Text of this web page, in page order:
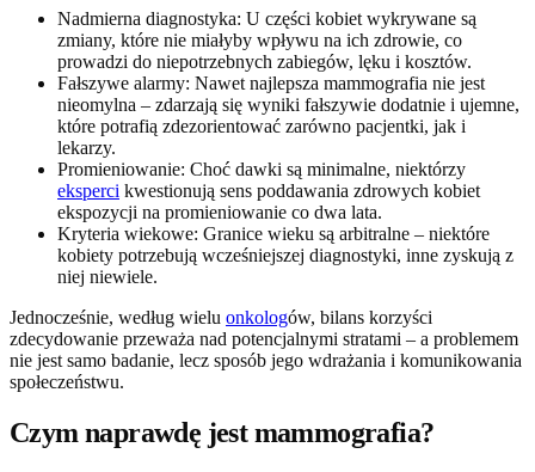
Nadmierna diagnostyka: U części kobiet wykrywane są
zmiany, które nie miałyby wpływu na ich zdrowie, co
prowadzi do niepotrzebnych zabiegów, lęku i kosztów.
Fałszywe alarmy: Nawet najlepsza mammografia nie jest
nieomylna – zdarzają się wyniki fałszywie dodatnie i ujemne,
które potrafią zdezorientować zarówno pacjentki, jak i
lekarzy.
Promieniowanie: Choć dawki są minimalne, niektórzy
eksperci kwestionują sens poddawania zdrowych kobiet
ekspozycji na promieniowanie co dwa lata.
Kryteria wiekowe: Granice wieku są arbitralne – niektóre
kobiety potrzebują wcześniejszej diagnostyki, inne zyskują z
niej niewiele.
Jednocześnie, według wielu onkologów, bilans korzyści
zdecydowanie przeważa nad potencjalnymi stratami – a problemem
nie jest samo badanie, lecz sposób jego wdrażania i komunikowania
społeczeństwu.
Czym naprawdę jest mammografia?